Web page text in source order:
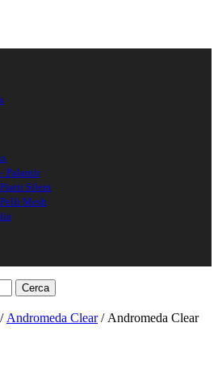
Palantir
Silent
Mesh
/ Andromeda Clear/ Andromeda Clear